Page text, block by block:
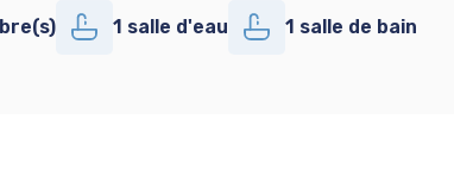
1 salle d'eau 1 salle de bain